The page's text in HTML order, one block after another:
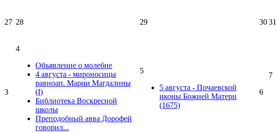
27 28 29 3031
3
4
Объявление о молебне
4 августа - мироносицы
равноап. Мари́и Магдалины
(I)
Библиотека Воскресной
школы
Преподобный авва Дорофей
говорил...
5
5 августа - Почаевской
иконы Божией Матери
(1675)
6
7